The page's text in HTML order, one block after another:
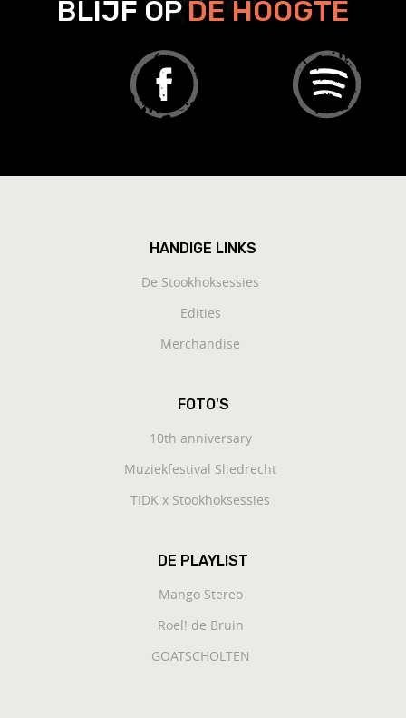
BLIJF OPDE HOOGTE
HANDIGE LINKS
De Stookhoksessies
Edities
Merchandise
FOTO'S
10th anniversary
Muziekfestival Sliedrecht
TIDK x Stookhoksessies
DE PLAYLIST
Mango Stereo
Roel! de Bruin
GOATSCHOLTEN